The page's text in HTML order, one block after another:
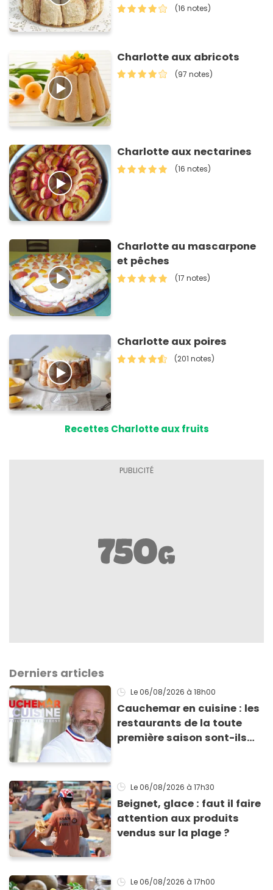
(16 notes)
Charlotte aux abricots
(97 notes)
Charlotte aux nectarines
(16 notes)
Charlotte au mascarpone
et pêches
(17 notes)
Charlotte aux poires
(201 notes)
Recettes Charlotte aux fruits
Derniers articles
Le 06/08/2026 à 18h00
Cauchemar en cuisine : les
restaurants de la toute
première saison sont-ils
Le 06/08/2026 à 17h30
Beignet, glace : faut il faire
attention aux produits
vendus sur la plage ?
Le 06/08/2026 à 17h00